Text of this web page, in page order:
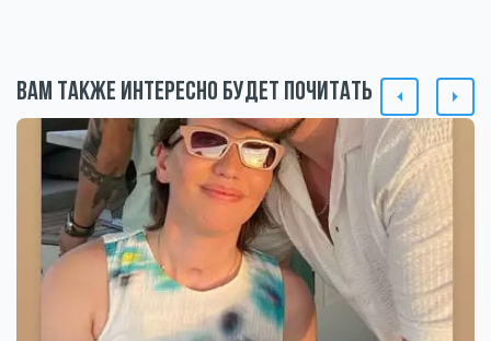
Вам также интересно будет почитать